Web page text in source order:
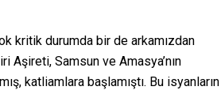
kritik durumda bir de arkamızdan
Aşireti, Samsun ve Amasya’nın
katliamlara başlamıştı. Bu isyanların